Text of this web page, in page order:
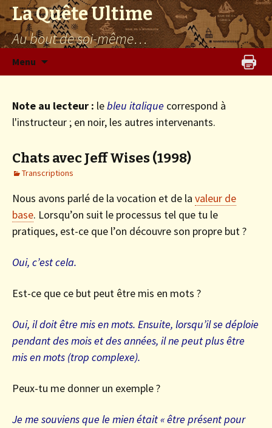
La Quête Ultime
Au bout de soi-même…
Menu
au
Note au lecteur : lebleu italique correspond à
l'instructeur ; en noir, les autres intervenants.
Chats avec Jeff Wises (1998)
Transcriptions
Nous avons parlé de la vocation et de la valeur de
base. Lorsqu’on suit le processus tel que tu le
pratiques, est-ce que l’on découvre son propre but ?
Oui, c’est cela.
Est-ce que ce but peut être mis en mots ?
Oui, il doit être mis en mots. Ensuite, lorsqu’il se déploie
pendant des mois et des années, il ne peut plus être
mis en mots (trop complexe).
Peux-tu me donner un exemple ?
Je me souviens que le mien était « être présent pour